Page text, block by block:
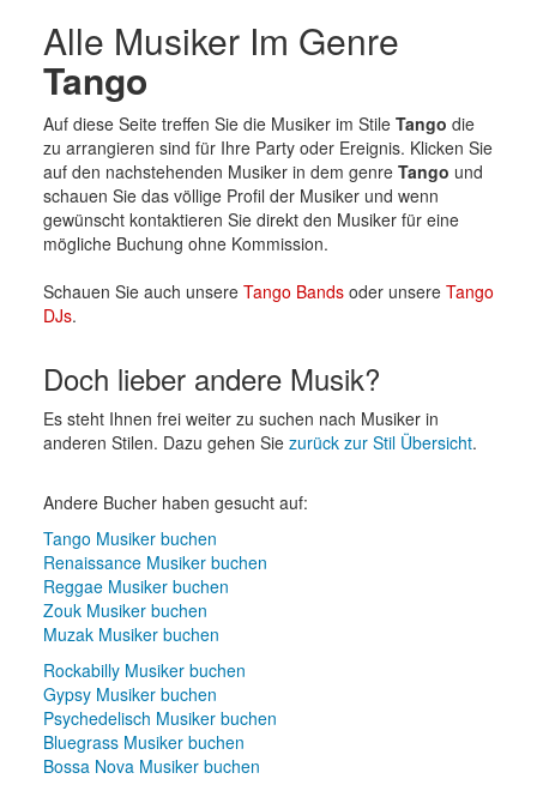
Alle Musiker Im Genre
Tango
Auf diese Seite treffen Sie die Musiker im Stile Tango die
zu arrangieren sind für Ihre Party oder Ereignis. Klicken Sie
auf den nachstehenden Musiker in dem genre Tango und
schauen Sie das völlige Profil der Musiker und wenn
gewünscht kontaktieren Sie direkt den Musiker für eine
mögliche Buchung ohne Kommission.
Schauen Sie auch unsere Tango Bandsoder unsere Tango
DJs.
Doch lieber andere Musik?
Es steht Ihnen frei weiter zu suchen nach Musiker in
anderen Stilen. Dazu gehen Sie zurück zur Stil Übersicht.
Andere Bucher haben gesucht auf:
Tango Musiker buchen
Renaissance Musiker buchen
Reggae Musiker buchen
Zouk Musiker buchen
Muzak Musiker buchen
Rockabilly Musiker buchen
Gypsy Musiker buchen
Psychedelisch Musiker buchen
Bluegrass Musiker buchen
Bossa Nova Musiker buchen